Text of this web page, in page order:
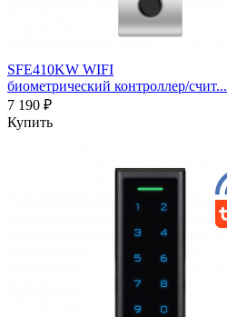
SFE410KW WIFI
биометрический контроллер/счит...
7 190 ₽
Купить